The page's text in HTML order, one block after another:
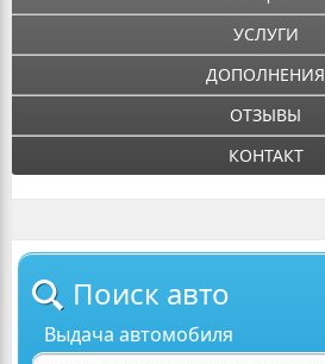
УСЛУГИ
ДОПОЛНЕНИЯ
ОТЗЫВЫ
КОНТАКТ
Поиск авто
Выдача автомобиля